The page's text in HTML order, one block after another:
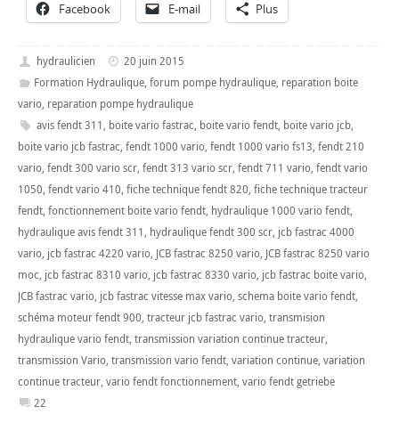
Facebook E-mail Plus
hydraulicien
20 juin 2015
Formation Hydraulique, forum pompe hydraulique, reparation boite
vario, reparation pompe hydraulique
avis fendt 311, boite vario fastrac, boite vario fendt, boite vario jcb,
boite vario jcb fastrac, fendt 1000 vario, fendt 1000 vario fs13, fendt 210
vario, fendt 300 vario scr, fendt 313 vario scr, fendt 711 vario, fendt vario
1050, fendt vario 410, fiche technique fendt 820, fiche technique tracteur
fendt, fonctionnement boite vario fendt, hydraulique 1000 vario fendt,
hydraulique avis fendt 311, hydraulique fendt 300 scr, jcb fastrac 4000
vario, jcb fastrac 4220 vario, JCB fastrac 8250 vario, JCB fastrac 8250 vario
moc, jcb fastrac 8310 vario, jcb fastrac 8330 vario, jcb fastrac boite vario,
JCB fastrac vario, jcb fastrac vitesse max vario, schema boite vario fendt,
schéma moteur fendt 900, tracteur jcb fastrac vario, transmision
hydraulique vario fendt, transmission variation continue tracteur,
transmission Vario, transmission vario fendt, variation continue, variation
continue tracteur, vario fendt fonctionnement, vario fendt getriebe
22